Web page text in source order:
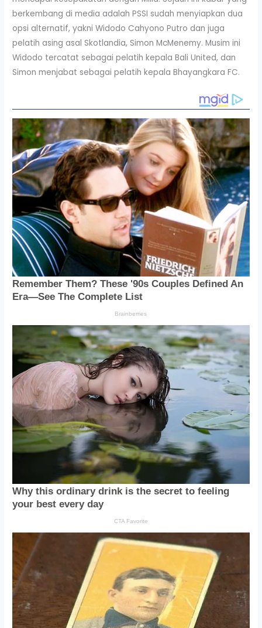
berkembang di media adalah PSSI sudah menyiapkan dua
opsi alternatif, yakni Widodo Cahyono Putro dan juga
pelatih asing asal Skotlandia, Simon McMenemy. Musim ini
Widodo tercatat sebagai pelatih kepala Bali United, dan
Simon menjabat sebagai pelatih kepala Bhayangkara FC.